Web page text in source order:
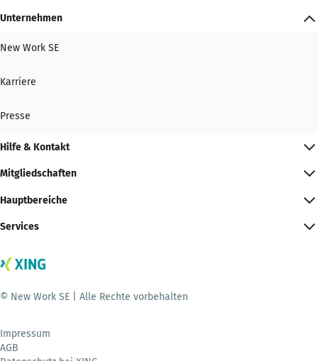
Unternehmen
New Work SE
Karriere
Presse
Hilfe & Kontakt
Mitgliedschaften
Hauptbereiche
Services
© New Work SE | Alle Rechte vorbehalten
Impressum
AGB